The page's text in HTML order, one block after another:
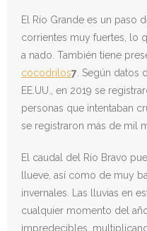
El Río Grande es un paso
corrientes muy fuertes, lo
a nado. También tiene
cocodrilos7 . Según datos
EE.UU., en 2019 se
personas que intentaban
se registraron más de mil
El caudal del Río Bravo
llueve, así como de muy
invernales. Las lluvias en
cualquier momento del
impredecibles,